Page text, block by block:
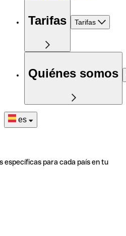
Tarifas Tarifas
Quiénes somos
es
específicas para cada país en tu